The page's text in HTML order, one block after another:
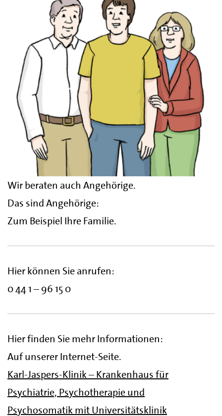
Wir beraten auch Angehörige.
Das sind Angehörige:
Zum Beispiel Ihre Familie.
Hier können Sie anrufen:
0 44 1 – 96 15 0
Hier finden Sie mehr Informationen:
Auf unserer Internet-Seite.
Karl-Jaspers-Klinik – Krankenhaus für
Psychiatrie, Psychotherapie und
Psychosomatik mit Universitätsklinik